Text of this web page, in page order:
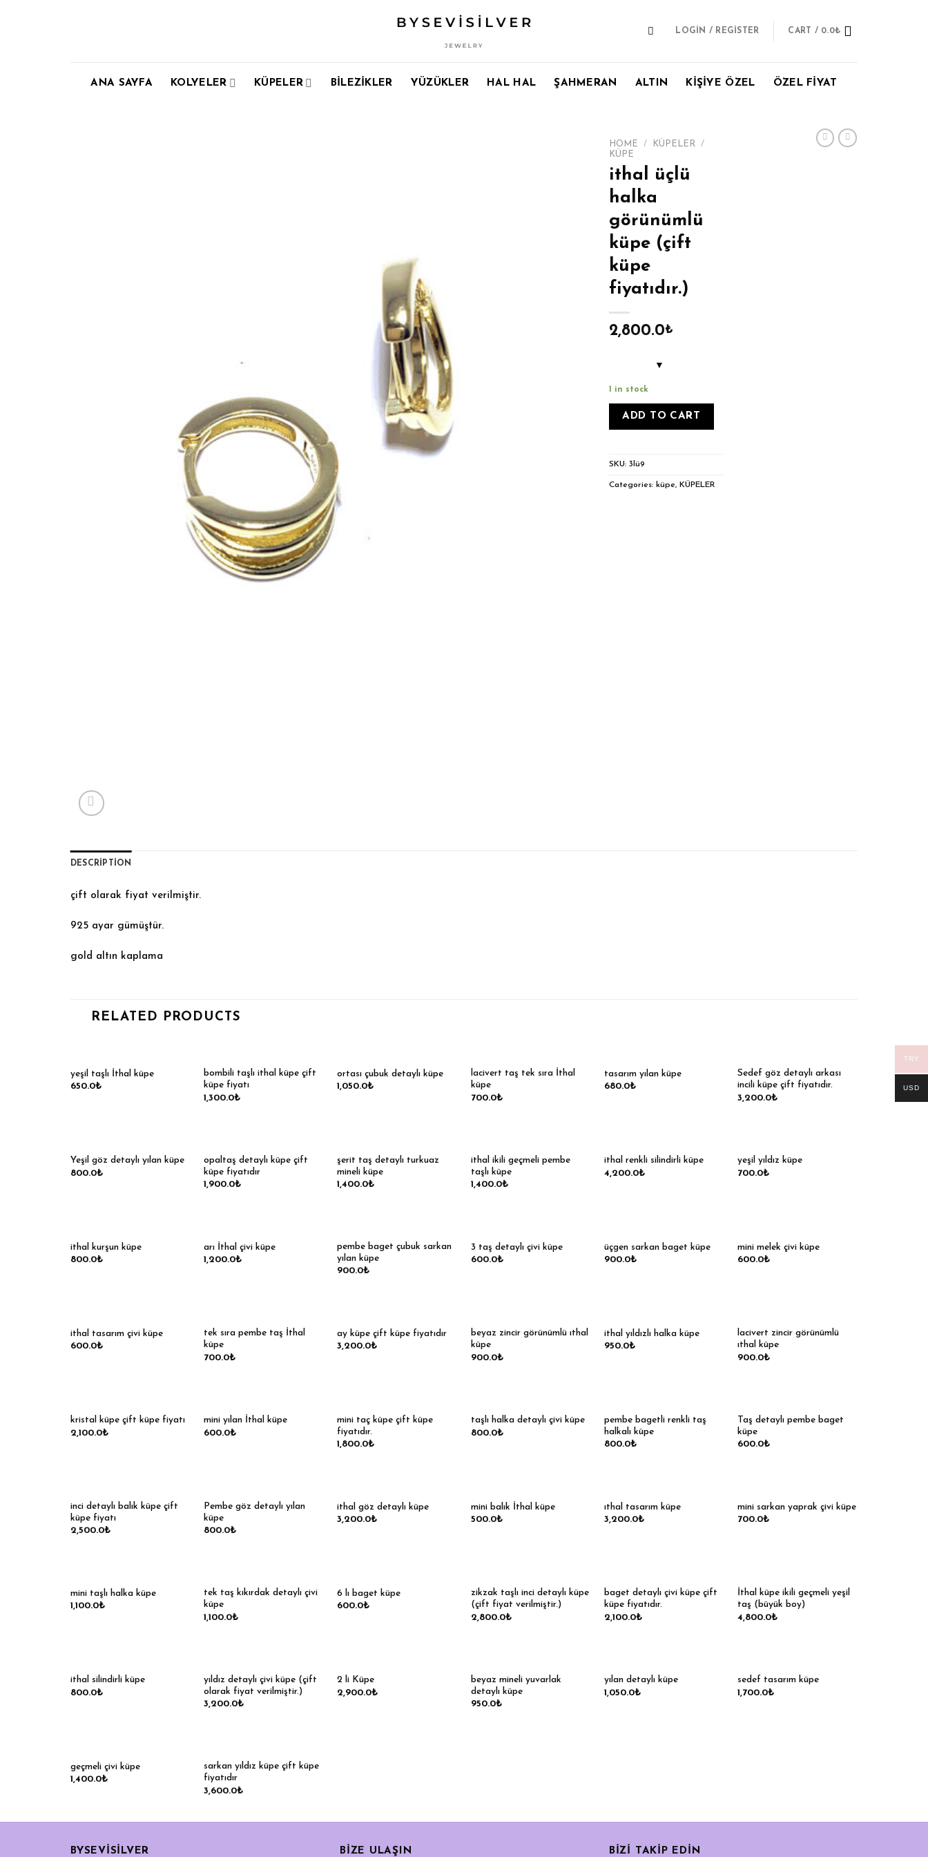
LOGIN / REGISTER CART / 0.0₺
ANA SAYFA KOLYELER KÜPELER BİLEZİKLER YÜZÜKLER HAL HAL ŞAHMERAN ALTIN KİŞİYE ÖZEL ÖZEL FİYAT
HOME / KÜPELER
/
KÜPE
ithal üçlü
halka
görünümlü
küpe (çift
küpe
fiyatıdır.)
2,800.0₺
1 in stock
ADD TO CART
SKU: 3lü9
Categories: küpe, KÜPELER
DESCRIPTION
çift olarak fiyat verilmiştir.
925 ayar gümüştür.
gold altın kaplama
RELATED PRODUCTS
yeşil taşlı İthal küpe
650.0₺
bombili taşlı ithal küpe çift
küpe fiyatı
1,300.0₺
ortası çubuk detaylı küpe
1,050.0₺
lacivert taş tek sıra İthal
küpe
700.0₺
tasarım yılan küpe
680.0₺
Sedef göz detaylı arkası
incili küpe çift fiyatıdır.
3,200.0₺
Yeşil göz detaylı yılan küpe
800.0₺
opaltaş detaylı küpe çift
küpe fiyatıdır
1,900.0₺
şerit taş detaylı turkuaz
mineli küpe
1,400.0₺
ithal ikili geçmeli pembe
taşlı küpe
1,400.0₺
ithal renkli silindirli küpe
4,200.0₺
yeşil yıldız küpe
700.0₺
ithal kurşun küpe
800.0₺
arı İthal çivi küpe
1,200.0₺
pembe baget çubuk sarkan
yılan küpe
900.0₺
3 taş detaylı çivi küpe
600.0₺
üçgen sarkan baget küpe
900.0₺
mini melek çivi küpe
600.0₺
ithal tasarım çivi küpe
600.0₺
tek sıra pembe taş İthal
küpe
700.0₺
ay küpe çift küpe fiyatıdır
3,200.0₺
beyaz zincir görünümlü ıthal
küpe
900.0₺
ithal yıldızlı halka küpe
950.0₺
lacivert zincir görünümlü
ıthal küpe
900.0₺
kristal küpe çift küpe fiyatı
2,100.0₺
mini yılan İthal küpe
600.0₺
mini taç küpe çift küpe
fiyatıdır.
1,800.0₺
taşlı halka detaylı çivi küpe
800.0₺
pembe bagetli renkli taş
halkalı küpe
800.0₺
Taş detaylı pembe baget
küpe
600.0₺
inci detaylı balık küpe çift
küpe fiyatı
2,500.0₺
Pembe göz detaylı yılan
küpe
800.0₺
ithal göz detaylı küpe
3,200.0₺
mini balık İthal küpe
500.0₺
ıthal tasarım küpe
3,200.0₺
mini sarkan yaprak çivi küpe
700.0₺
mini taşlı halka küpe
1,100.0₺
tek taş kıkırdak detaylı çivi
küpe
1,100.0₺
6 lı baget küpe
600.0₺
zikzak taşlı inci detaylı küpe
(çift fiyat verilmiştir.)
2,800.0₺
baget detaylı çivi küpe çift
küpe fiyatıdır.
2,100.0₺
İthal küpe ikili geçmeli yeşil
taş (büyük boy)
4,800.0₺
ithal silindirli küpe
800.0₺
yıldız detaylı çivi küpe (çift
olarak fiyat verilmiştir.)
3,200.0₺
2 li Küpe
2,900.0₺
beyaz mineli yuvarlak
detaylı küpe
950.0₺
yılan detaylı küpe
1,050.0₺
sedef tasarım küpe
1,700.0₺
geçmeli çivi küpe
1,400.0₺
sarkan yıldız küpe çift küpe
fiyatıdır
3,600.0₺
BYSEVİSİLVER BIZE ULAŞIN BİZİ TAKİP EDİN
TRY
USD